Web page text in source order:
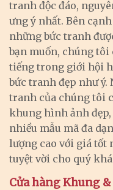
tranh độc đáo,
ưng ý nhất. Bên
những bức tranh
bạn muốn, chúng tôi
tiếng trong giới hội
bức tranh đẹp như
tranh của chúng tôi
khung hình ảnh
nhiều mẫu mã đa
lượng cao với giá tốt
tuyệt vời cho quý
Cửa hàng Khung